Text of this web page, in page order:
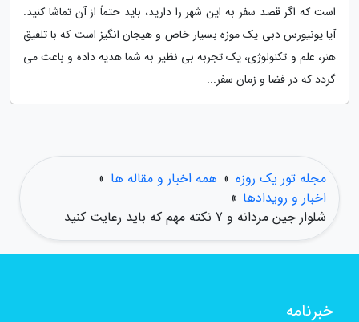
است که اگر قصد سفر به این شهر را دارید، باید حتماً از آن تماشا کنید.
آیا یونیورس دبی یک موزه بسیار خاص و هیجان انگیز است که با تلفیق
هنر، علم و تکنولوژی، یک تجربه بی نظیر به شما هدیه داده و باعث می
گردد که در فضا و زمان سفر...
مجله تور یک روزه » همه اخبار و مقاله ها »
اخبار و رویدادها »
شلوار جین مردانه و 7 نکته مهم که باید رعایت کنید
خبرنامه